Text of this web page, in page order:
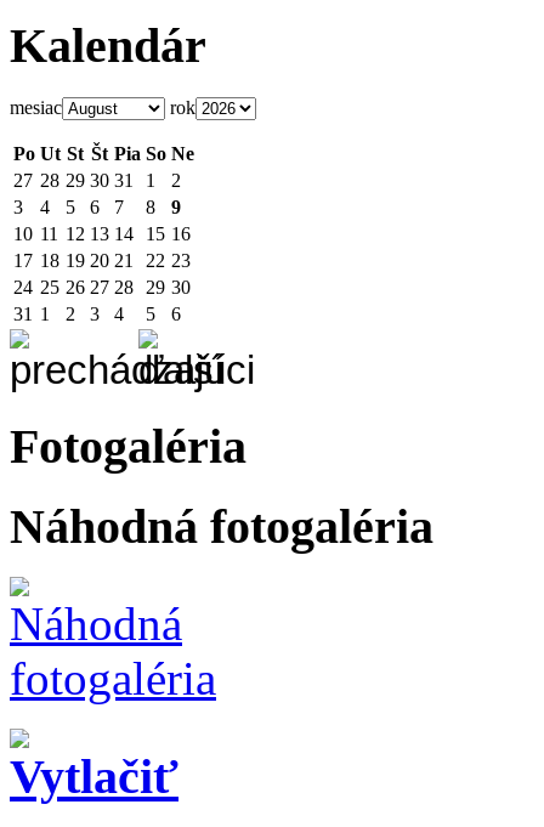
Kalendár
mesiac rok
Po Ut St Št Pia So Ne
27 28 29 30 31 1
2
3
4 5 6 7 8
9
10 11 12 13 14 15 16
17 18 19 20 21 22 23
24 25 26 27 28 29 30
31 1 2 3 4 5 6
Fotogaléria
Náhodná fotogaléria